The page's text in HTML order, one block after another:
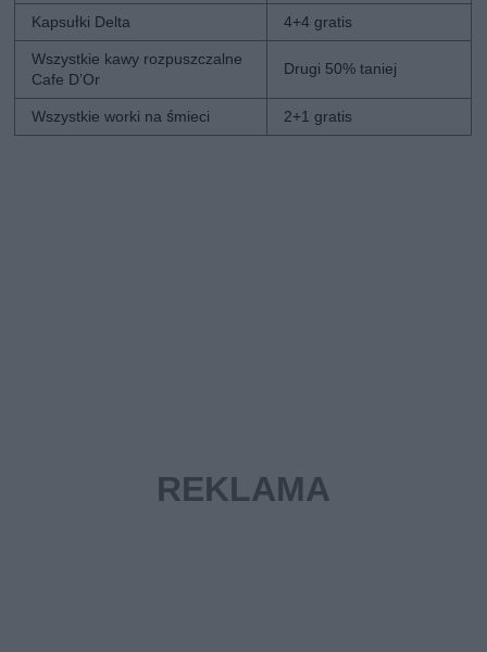
Kapsułki Delta 4+4 gratis
Wszystkie kawy rozpuszczalne
Cafe D’Or
Drugi 50% taniej
Wszystkie worki na śmieci 2+1 gratis